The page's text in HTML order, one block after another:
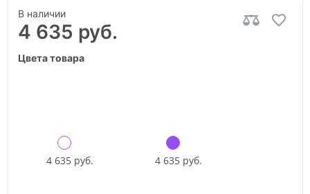
В наличии
4 635 руб.
Цвета товара
4 635 руб. 4 635 руб.